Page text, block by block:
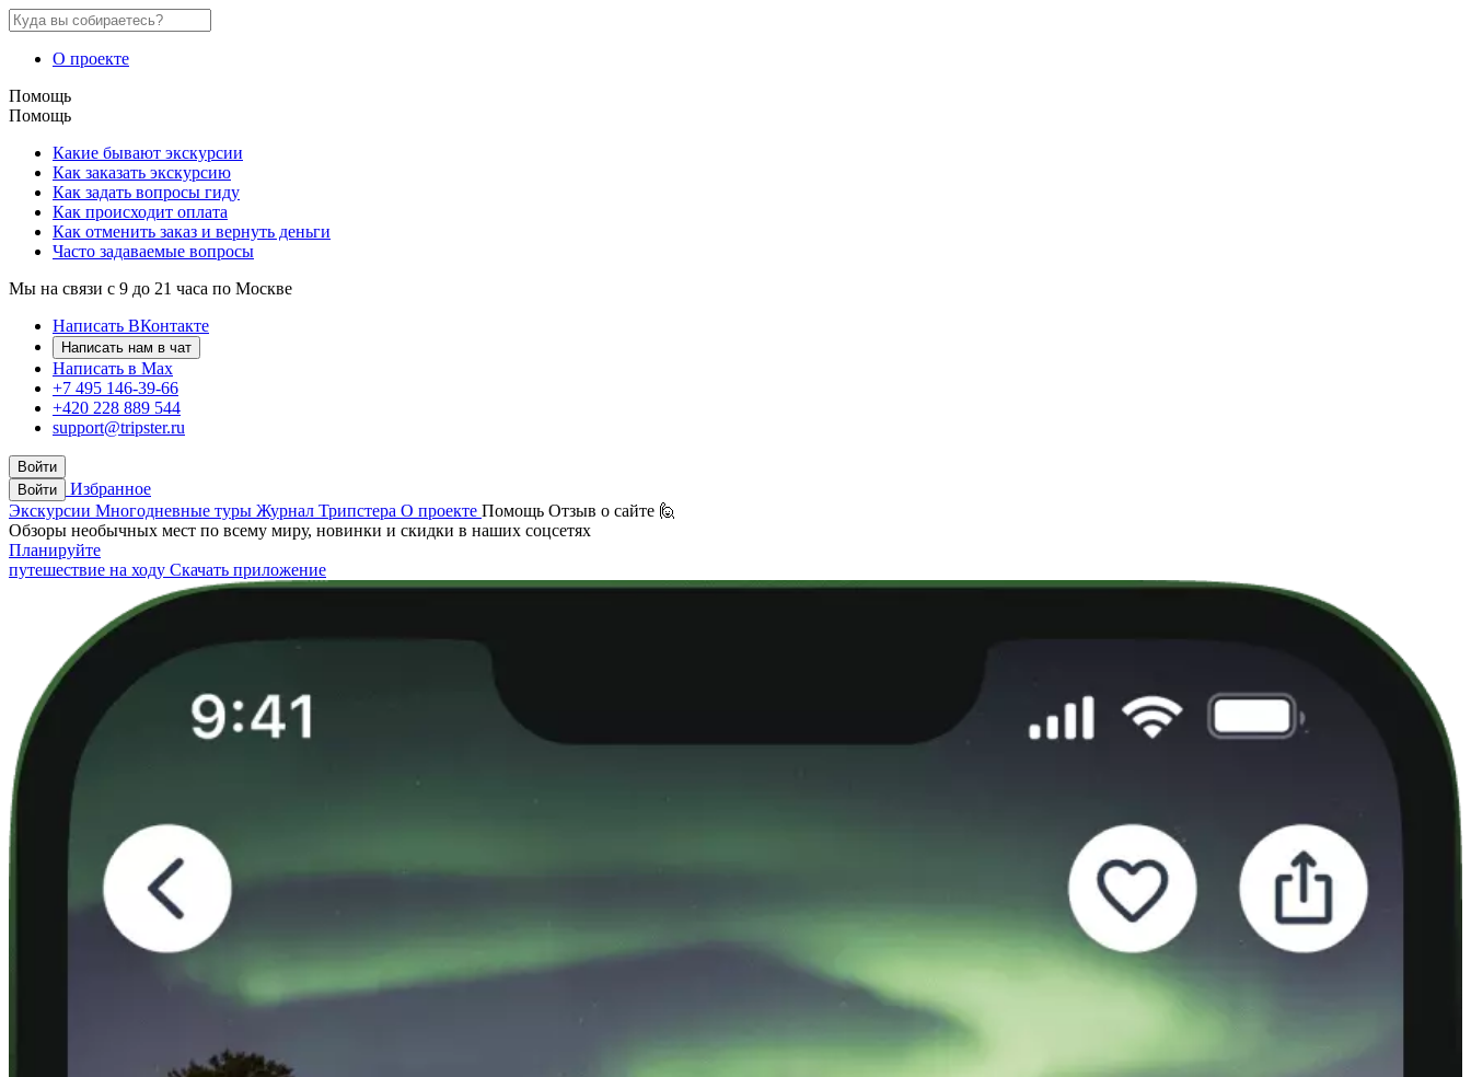
О проекте
Помощь
Помощь
Какие бывают экскурсии
Как заказать экскурсию
Как задать вопросы гиду
Как происходит оплата
Как отменить заказ и вернуть деньги
Часто задаваемые вопросы
Мы на связи с 9 до 21 часа по Москве
Написать ВКонтакте
Написать нам в чат
Написать в Max
+7 495 146-39-66
+420 228 889 544
support@tripster.ru
Войти
Войти
Избранное
Экскурсии Многодневные туры Журнал Трипстера О проекте Помощь Отзыв о сайте 🙋
Обзоры необычных мест по всему миру, новинки и скидки в наших соцсетях
Планируйте
путешествие на ходу Скачать приложение